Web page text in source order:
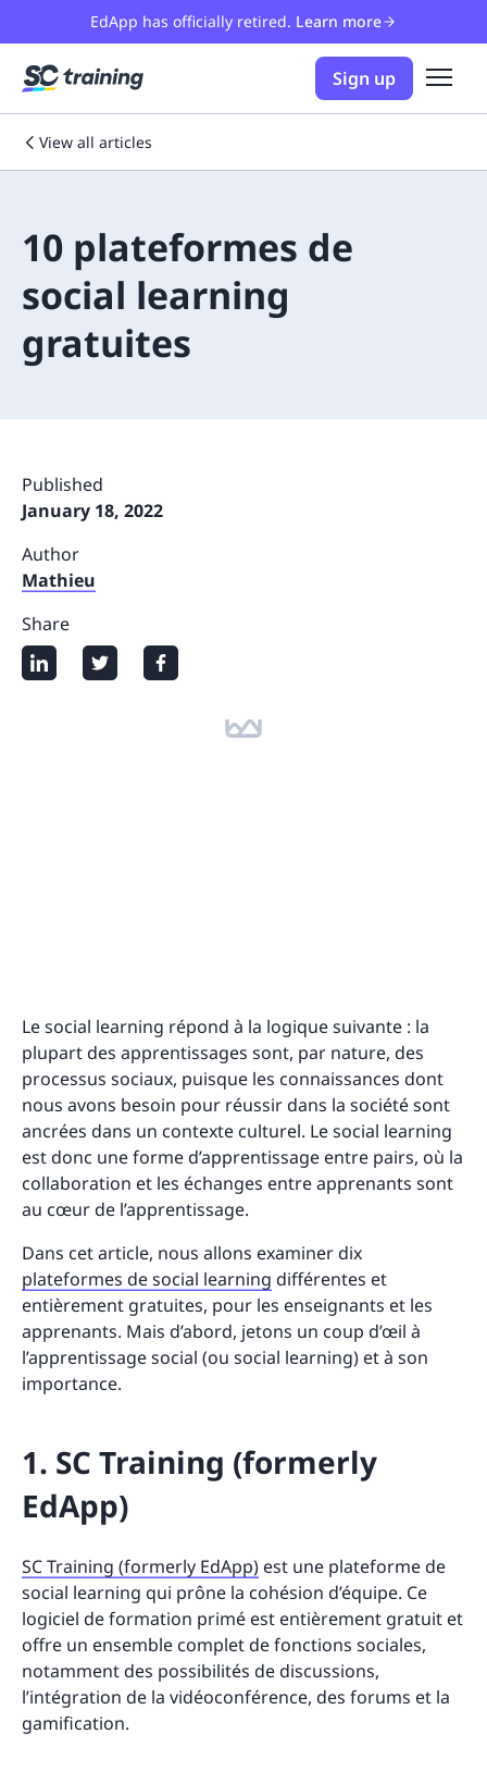
EdApp has officially retired. Learn more
Sign up
View all articles
10 plateformes de
social learning
gratuites
Published
January 18, 2022
Author
Mathieu
Share
Le social learning répond à la logique suivante : la
plupart des apprentissages sont, par nature, des
processus sociaux, puisque les connaissances dont
nous avons besoin pour réussir dans la société sont
ancrées dans un contexte culturel. Le social learning
est donc une forme d’apprentissage entre pairs, où la
collaboration et les échanges entre apprenants sont
au cœur de l’apprentissage.
Dans cet article, nous allons examiner dix
plateformes de social learning différentes et
entièrement gratuites, pour les enseignants et les
apprenants. Mais d’abord, jetons un coup d’œil à
l’apprentissage social (ou social learning) et à son
importance.
1. SC Training (formerly
EdApp)
SC Training (formerly EdApp) est une plateforme de
social learning qui prône la cohésion d’équipe. Ce
logiciel de formation primé est entièrement gratuit et
offre un ensemble complet de fonctions sociales,
notamment des possibilités de discussions,
l’intégration de la vidéoconférence, des forums et la
gamification.